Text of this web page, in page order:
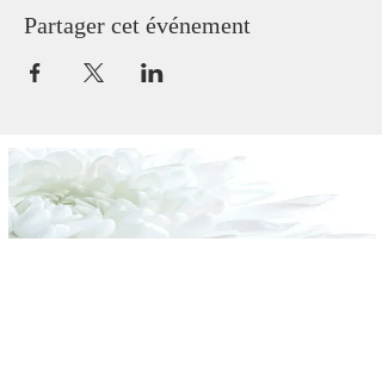
Partager cet événement